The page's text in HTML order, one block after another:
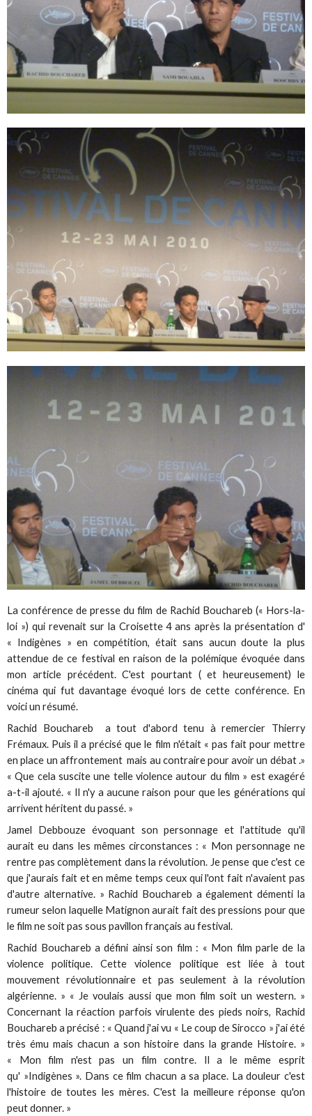
La conférence de presse du film de Rachid Bouchareb (« Hors-la-
loi ») qui revenait sur la Croisette 4 ans après la présentation d'
« Indigènes » en compétition, était sans aucun doute la plus
attendue de ce festival en raison de la polémique évoquée dans
mon article précédent. C'est pourtant ( et heureusement) le
cinéma qui fut davantage évoqué lors de cette conférence. En
voici un résumé.
Rachid Bouchareb a tout d'abord tenu à remercier Thierry
Frémaux. Puis il a précisé que le film n'était « pas fait pour mettre
en place un affrontement mais au contraire pour avoir un débat .»
« Que cela suscite une telle violence autour du film » est exagéré
a-t-il ajouté. « Il n'y a aucune raison pour que les générations qui
arrivent héritent du passé. »
Jamel Debbouze évoquant son personnage et l'attitude qu'il
aurait eu dans les mêmes circonstances : « Mon personnage ne
rentre pas complètement dans la révolution. Je pense que c'est ce
que j'aurais fait et en même temps ceux qui l'ont fait n'avaient pas
d'autre alternative. » Rachid Bouchareb a également démenti la
rumeur selon laquelle Matignon aurait fait des pressions pour que
le film ne soit pas sous pavillon français au festival.
Rachid Bouchareb a défini ainsi son film : « Mon film parle de la
violence politique. Cette violence politique est liée à tout
mouvement révolutionnaire et pas seulement à la révolution
algérienne. » « Je voulais aussi que mon film soit un western. »
Concernant la réaction parfois virulente des pieds noirs, Rachid
Bouchareb a précisé : « Quand j'ai vu « Le coup de Sirocco » j'ai été
très ému mais chacun a son histoire dans la grande Histoire. »
« Mon film n'est pas un film contre. Il a le même esprit
qu' »Indigènes ». Dans ce film chacun a sa place. La douleur c'est
l'histoire de toutes les mères. C'est la meilleure réponse qu'on
peut donner. »